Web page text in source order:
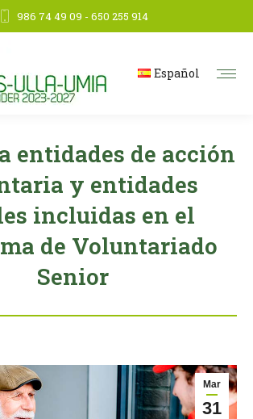
986 74 49 09 - 650 255 914
Español
entidades de acción
y entidades
incluidas en el
de Voluntariado
Senior
Mar
31